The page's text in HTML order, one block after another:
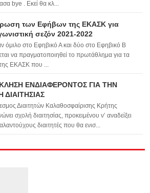
bye . Εκεί θα κλ...
των Εφήβων της ΕΚΑΣΚ για
σεζόν 2021-2022
όμιλο στο Εφηβικό Α και δύο στο Εφηβικό Β
να πραγματοποιηθεί το πρωτάθλημα για τα
ΕΚΑΣΚ που ...
ΕΝΔΙΑΦΕΡΟΝΤΟΣ ΓΙΑ ΤΗΝ
ΔΙΑΙΤΗΣΙΑΣ
Διαιτητών Καλαθοσφαίρισης Κρήτης
σχολή διαιτησίας, προκειμένου ν’ αναδείξει
διαιτητές που θα ενισ...